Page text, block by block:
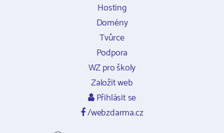
Hosting
Domény
Tvůrce
Podpora
WZ pro školy
Založit web
Přihlásit se
/webzdarma.cz